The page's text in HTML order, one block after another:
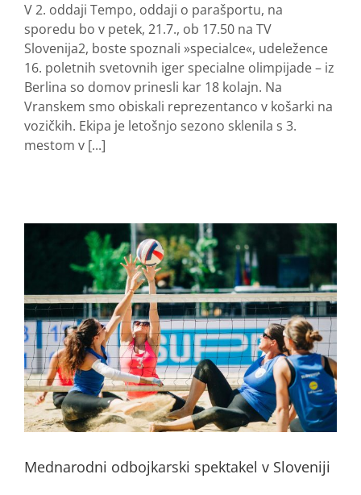
V 2. oddaji Tempo, oddaji o parašportu, na
sporedu bo v petek, 21.7., ob 17.50 na TV
Slovenija2, boste spoznali »specialce«, udeležence
16. poletnih svetovnih iger specialne olimpijade – iz
Berlina so domov prinesli kar 18 kolajn. Na
Vranskem smo obiskali reprezentanco v košarki na
vozičkih. Ekipa je letošnjo sezono sklenila s 3.
mestom v [...]
Mednarodni odbojkarski spektakel v Sloveniji